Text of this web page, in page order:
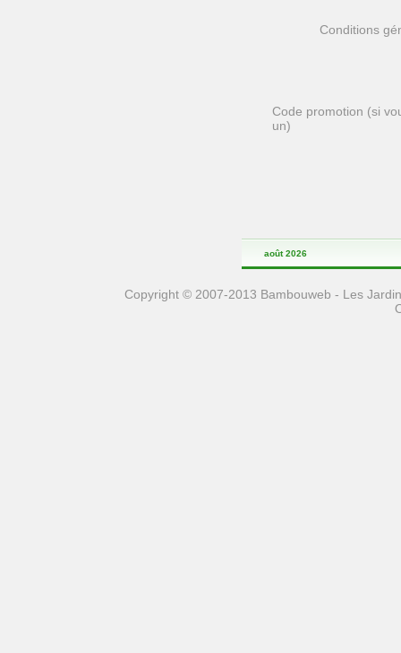
Conditions
Code promotion (si
un)
août 2026
Copyright © 2007-2013 Bambouweb - Les